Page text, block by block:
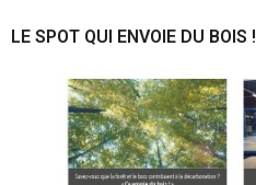
LE SPOT QUI ENVOIE DU BOIS !